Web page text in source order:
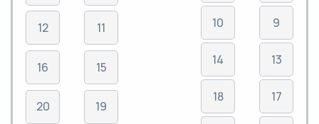
12
16
20
11
15
19
10
14
18
9
13
17